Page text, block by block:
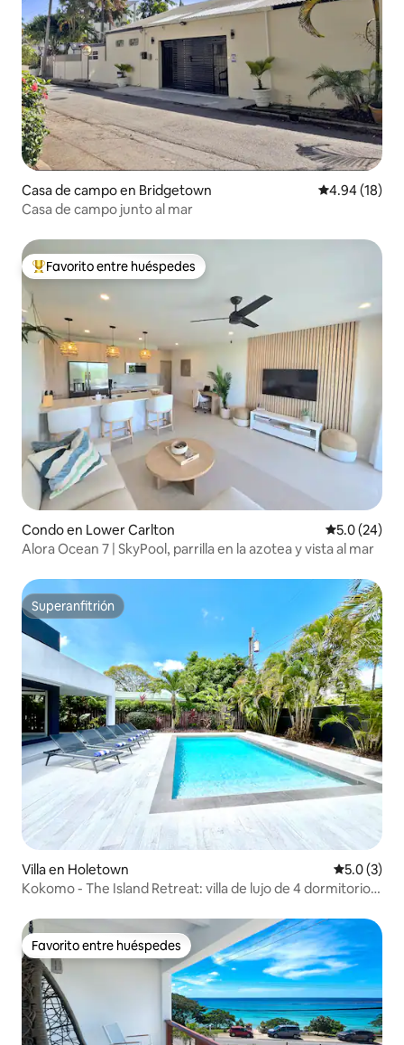
Casa de campo en Bridgetown Calificación
4.94 (18)
Casa de campo junto al mar
Favorito entre huéspedes preferido
Favorito entre huéspedes
Condo en Lower Carlton Calificación
5.0 (24)
Alora Ocean 7 | SkyPool, parrilla en la azotea y vista al mar
Superanfitrión
Superanfitrión
Villa en Holetown
5.0 (3)
Kokomo - The Island Retreat: villa de lujo de 4 dormitorios
Favorito entre huéspedes
Favorito entre huéspedes